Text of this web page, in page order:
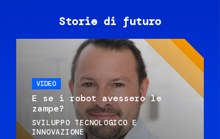
Storie di futuro
VIDEO
E se i robot avessero le
zampe?
SVILUPPO TECNOLOGICO E
INNOVAZIONE